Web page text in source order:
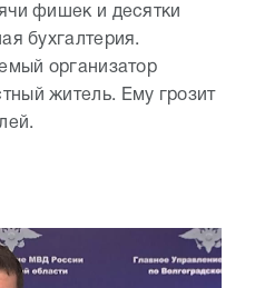
фишек и десятки
бухгалтерия.
организатор
житель. Ему грозит